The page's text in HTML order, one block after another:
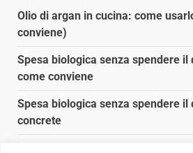
Olio di argan in cucina: come
conviene)
Spesa biologica senza spendere il
come conviene
Spesa biologica senza spendere
concrete